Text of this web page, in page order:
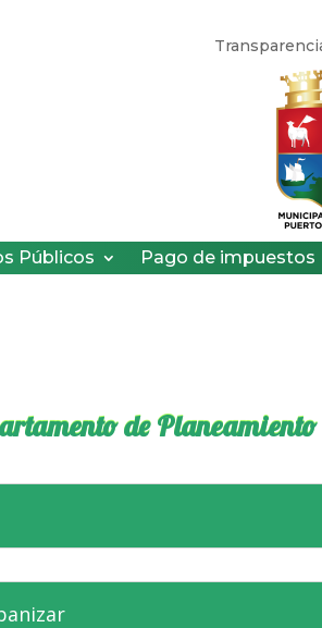
Públicos Pago de impuestos
de